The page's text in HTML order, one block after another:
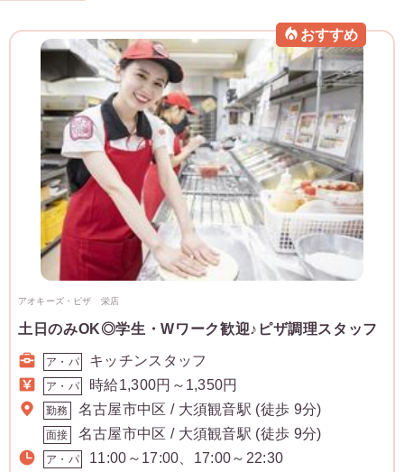
おすすめ
アオキーズ・ピザ 栄店
土日のみOK◎学生・Wワーク歓迎♪ピザ調理スタッフ
ア・パ キッチンスタッフ
ア・パ 時給1,300円～1,350円
勤務 名古屋市中区 / 大須観音駅 (徒歩 9分)
面接 名古屋市中区 / 大須観音駅 (徒歩 9分)
ア・パ 11:00～17:00、17:00～22:30